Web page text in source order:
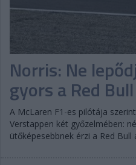
Norris: Ne
gyors a Red Bull
A McLaren F1-es pilótája
Verstappen két győzelmében:
ütőképesebbnek érzi a Red